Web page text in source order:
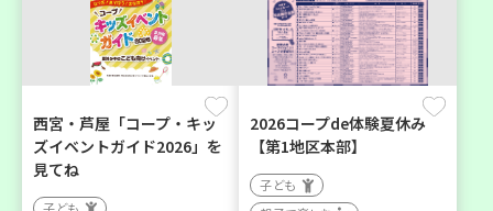
西宮・芦屋「コープ・キッ
ズイベントガイド2026」を
見てね
2026コープde体験夏休み
【第1地区本部】
子ども